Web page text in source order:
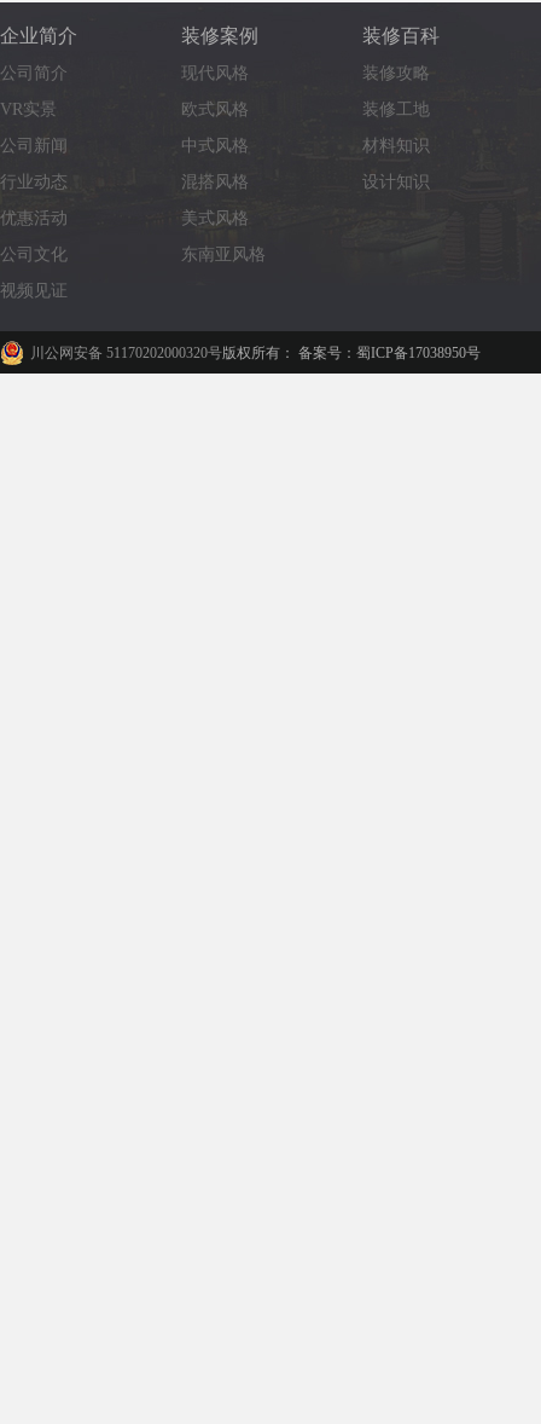
企业简介
公司简介
VR实景
公司新闻
行业动态
优惠活动
公司文化
视频见证
装修案例
现代风格
欧式风格
中式风格
混搭风格
美式风格
东南亚风格
装修百科
装修攻略
装修工地
材料知识
设计知识
川公网安备 51170202000320号版权所有： 备案号：蜀ICP备17038950号